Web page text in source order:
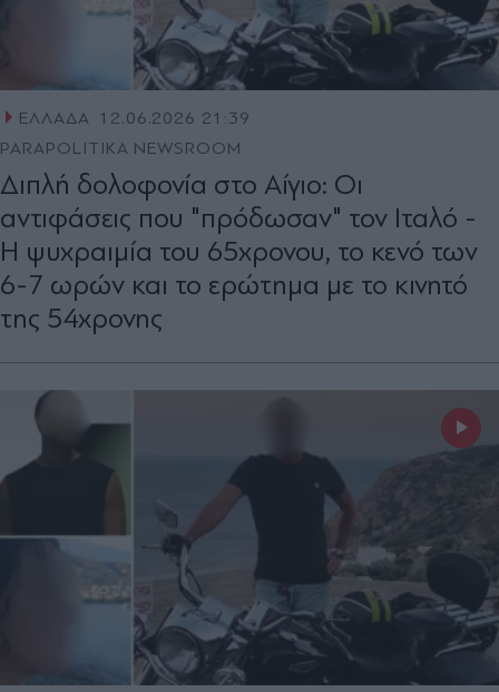
ΕΛΛΑΔΑ 12.06.2026 21:39
PARAPOLITIKA NEWSROOM
Διπλή δολοφονία στο Αίγιο: Οι
αντιφάσεις που "πρόδωσαν" τον Ιταλό -
Η ψυχραιμία του 65χρονου, το κενό των
6-7 ωρών και το ερώτημα με το κινητό
της 54χρονης